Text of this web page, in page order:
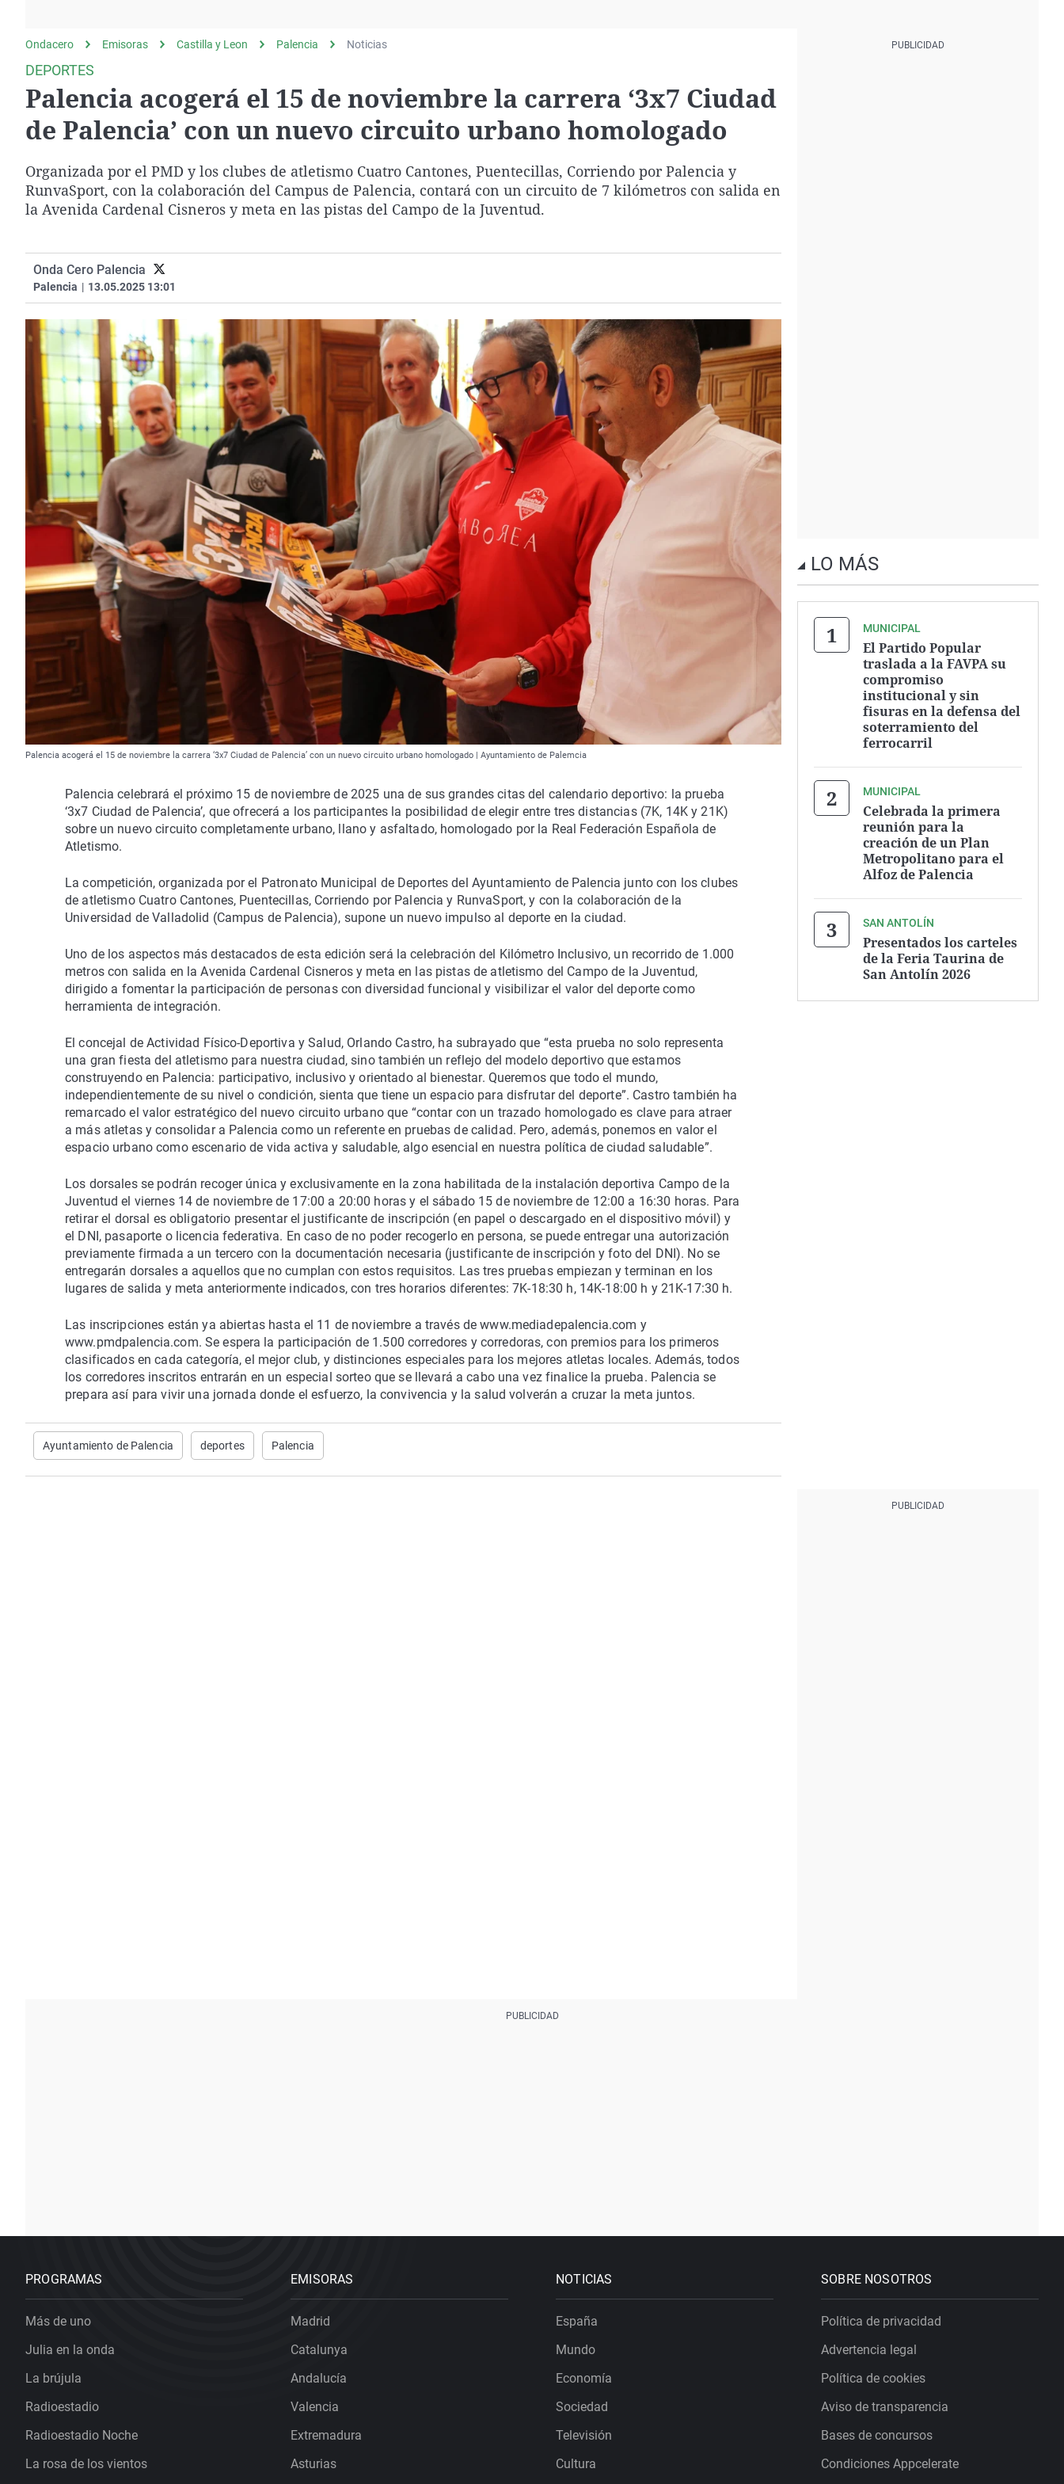
Operación Viuda
Negra
Navarra
Ondacero Emisoras Castilla y Leon Palencia Noticias
DEPORTES
Palencia acogerá el 15 de noviembre la carrera ‘3x7 Ciudad
de Palencia’ con un nuevo circuito urbano homologado
Organizada por el PMD y los clubes de atletismo Cuatro Cantones, Puentecillas, Corriendo por Palencia y
RunvaSport, con la colaboración del Campus de Palencia, contará con un circuito de 7 kilómetros con salida en
la Avenida Cardenal Cisneros y meta en las pistas del Campo de la Juventud.
Onda Cero Palencia
Palencia | 13.05.2025 13:01
Palencia acogerá el 15 de noviembre la carrera ‘3x7 Ciudad de Palencia’ con un nuevo circuito urbano homologado | Ayuntamiento de Palemcia
Palencia celebrará el próximo 15 de noviembre de 2025 una de sus grandes citas del calendario deportivo: la prueba
‘3x7 Ciudad de Palencia’, que ofrecerá a los participantes la posibilidad de elegir entre tres distancias (7K, 14K y 21K)
sobre un nuevo circuito completamente urbano, llano y asfaltado, homologado por la Real Federación Española de
Atletismo.
La competición, organizada por el Patronato Municipal de Deportes del Ayuntamiento de Palencia junto con los clubes
de atletismo Cuatro Cantones, Puentecillas, Corriendo por Palencia y RunvaSport, y con la colaboración de la
Universidad de Valladolid (Campus de Palencia), supone un nuevo impulso al deporte en la ciudad.
Uno de los aspectos más destacados de esta edición será la celebración del Kilómetro Inclusivo, un recorrido de 1.000
metros con salida en la Avenida Cardenal Cisneros y meta en las pistas de atletismo del Campo de la Juventud,
dirigido a fomentar la participación de personas con diversidad funcional y visibilizar el valor del deporte como
herramienta de integración.
El concejal de Actividad Físico-Deportiva y Salud, Orlando Castro, ha subrayado que “esta prueba no solo representa
una gran fiesta del atletismo para nuestra ciudad, sino también un reflejo del modelo deportivo que estamos
construyendo en Palencia: participativo, inclusivo y orientado al bienestar. Queremos que todo el mundo,
independientemente de su nivel o condición, sienta que tiene un espacio para disfrutar del deporte”. Castro también ha
remarcado el valor estratégico del nuevo circuito urbano que “contar con un trazado homologado es clave para atraer
a más atletas y consolidar a Palencia como un referente en pruebas de calidad. Pero, además, ponemos en valor el
espacio urbano como escenario de vida activa y saludable, algo esencial en nuestra política de ciudad saludable”.
Los dorsales se podrán recoger única y exclusivamente en la zona habilitada de la instalación deportiva Campo de la
Juventud el viernes 14 de noviembre de 17:00 a 20:00 horas y el sábado 15 de noviembre de 12:00 a 16:30 horas. Para
retirar el dorsal es obligatorio presentar el justificante de inscripción (en papel o descargado en el dispositivo móvil) y
el DNI, pasaporte o licencia federativa. En caso de no poder recogerlo en persona, se puede entregar una autorización
previamente firmada a un tercero con la documentación necesaria (justificante de inscripción y foto del DNI). No se
entregarán dorsales a aquellos que no cumplan con estos requisitos. Las tres pruebas empiezan y terminan en los
lugares de salida y meta anteriormente indicados, con tres horarios diferentes: 7K-18:30 h, 14K-18:00 h y 21K-17:30 h.
Las inscripciones están ya abiertas hasta el 11 de noviembre a través de www.mediadepalencia.com y
www.pmdpalencia.com. Se espera la participación de 1.500 corredores y corredoras, con premios para los primeros
clasificados en cada categoría, el mejor club, y distinciones especiales para los mejores atletas locales. Además, todos
los corredores inscritos entrarán en un especial sorteo que se llevará a cabo una vez finalice la prueba. Palencia se
prepara así para vivir una jornada donde el esfuerzo, la convivencia y la salud volverán a cruzar la meta juntos.
Ayuntamiento de Palencia deportes Palencia
LO MÁS
MUNICIPAL
El Partido Popular
traslada a la FAVPA su
compromiso
institucional y sin
fisuras en la defensa del
soterramiento del
ferrocarril
MUNICIPAL
Celebrada la primera
reunión para la
creación de un Plan
Metropolitano para el
Alfoz de Palencia
SAN ANTOLÍN
Presentados los carteles
de la Feria Taurina de
San Antolín 2026
PROGRAMAS
Más de uno
Julia en la onda
La brújula
Radioestadio
Radioestadio Noche
La rosa de los vientos
EMISORAS
Madrid
Catalunya
Andalucía
Valencia
Extremadura
Asturias
NOTICIAS
España
Mundo
Economía
Sociedad
Televisión
Cultura
SOBRE NOSOTROS
Política de privacidad
Advertencia legal
Política de cookies
Aviso de transparencia
Bases de concursos
Condiciones Appcelerate